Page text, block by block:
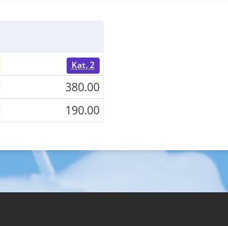
Kat. 2
380.00
190.00